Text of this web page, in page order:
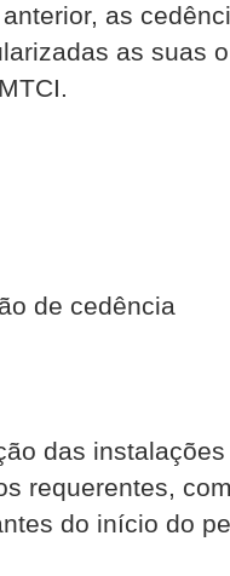
as
as suas
de cedência
das
requerentes,
do início do